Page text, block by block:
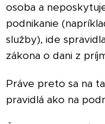
osoba a
podnikanie
služby), ide
zákona o dani z
Práve preto sa na
pravidlá ako na